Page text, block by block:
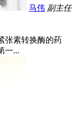
马伟 副主任
张素转换酶的药
一...